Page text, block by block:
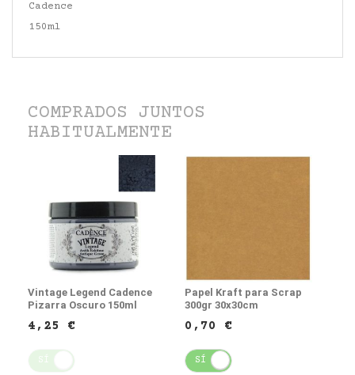
Cadence
150ml
COMPRADOS JUNTOS
HABITUALMENTE
Vintage Legend Cadence
Pizarra Oscuro 150ml
4,25 €
SÍ
Papel Kraft para Scrap
300gr 30x30cm
0,70 €
SÍ